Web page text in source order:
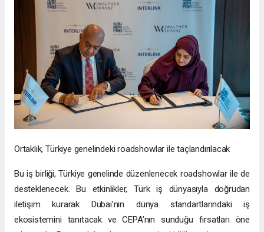
Ortaklık, Türkiye genelindeki roadshowlar ile taçlandırılacak
Bu iş birliği, Türkiye genelinde düzenlenecek roadshowlar ile de
desteklenecek. Bu etkinlikler, Türk iş dünyasıyla doğrudan
iletişim kurarak Dubai’nin dünya standartlarındaki iş
ekosistemini tanıtacak ve CEPA’nın sunduğu fırsatları öne